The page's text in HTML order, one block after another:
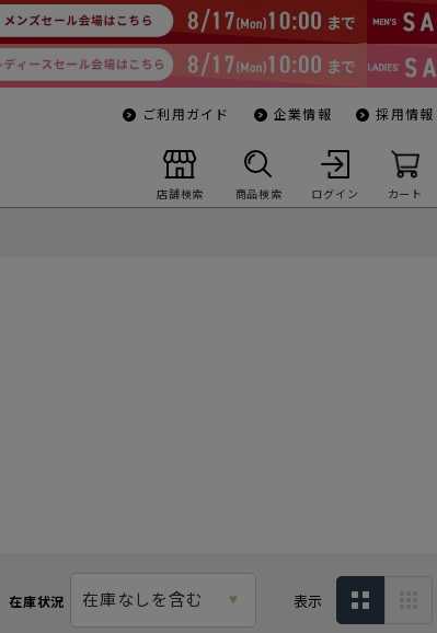
ご利用ガイド 企業情報 採用情報
店舗検索 商品検索 ログイン カート
在庫状況 在庫なしを含む 表示